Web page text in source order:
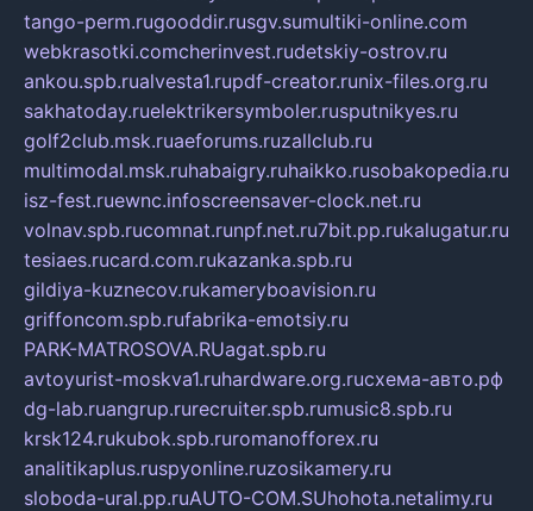
tango-perm.rugooddir.rusgv.sumultiki-online.com
webkrasotki.comcherinvest.rudetskiy-ostrov.ru
ankou.spb.rualvesta1.rupdf-creator.runix-files.org.ru
sakhatoday.ruelektrikersymboler.rusputnikyes.ru
golf2club.msk.ruaeforums.ruzallclub.ru
multimodal.msk.ruhabaigry.ruhaikko.rusobakopedia.ru
isz-fest.ruewnc.infoscreensaver-clock.net.ru
volnav.spb.rucomnat.runpf.net.ru7bit.pp.rukalugatur.ru
tesiaes.rucard.com.rukazanka.spb.ru
gildiya-kuznecov.rukameryboavision.ru
griffoncom.spb.rufabrika-emotsiy.ru
PARK-MATROSOVA.RUagat.spb.ru
avtoyurist-moskva1.ruhardware.org.ruсхема-авто.рф
dg-lab.ruangrup.rurecruiter.spb.rumusic8.spb.ru
krsk124.rukubok.spb.ruromanofforex.ru
analitikaplus.ruspyonline.ruzosikamery.ru
sloboda-ural.pp.ruAUTO-COM.SUhohota.netalimy.ru